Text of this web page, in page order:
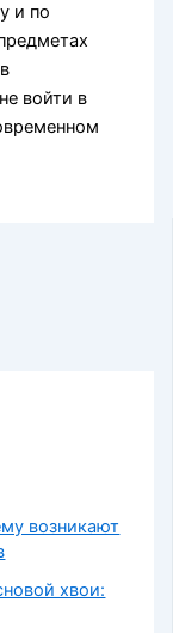
и по
войти в
возникают
хвои: